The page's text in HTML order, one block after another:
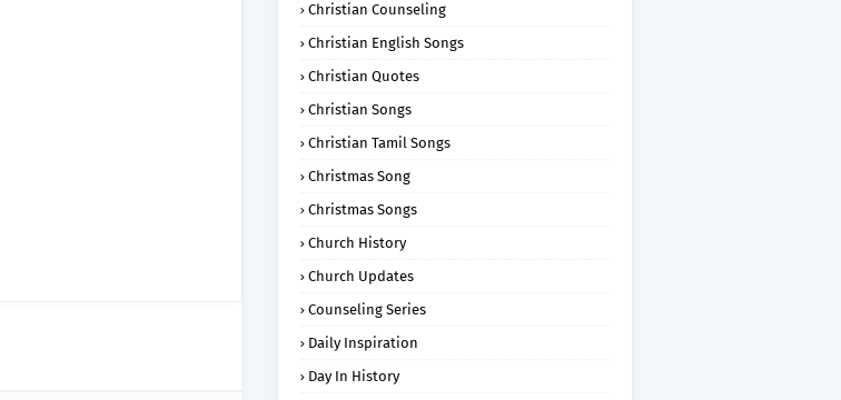
Christian Counseling
Christian English Songs
Christian Quotes
Christian Songs
Christian Tamil Songs
Christmas Song
Christmas Songs
Church History
Church Updates
Counseling Series
Daily Inspiration
Day In History